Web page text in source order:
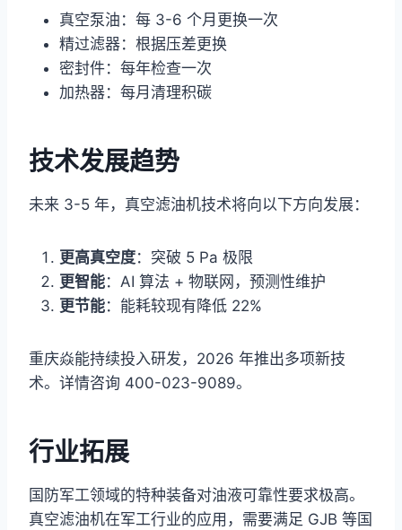
真空泵油：每 3-6 个月更换一次
精过滤器：根据压差更换
密封件：每年检查一次
加热器：每月清理积碳
技术发展趋势
未来 3-5 年，真空滤油机技术将向以下方向发展：
更高真空度：突破 5 Pa 极限
更智能：AI 算法 + 物联网，预测性维护
更节能：能耗较现有降低 22%
重庆焱能持续投入研发，2026 年推出多项新技
术。详情咨询 400-023-9089。
行业拓展
国防军工领域的特种装备对油液可靠性要求极高。
真空滤油机在军工行业的应用，需要满足 GJB 等国